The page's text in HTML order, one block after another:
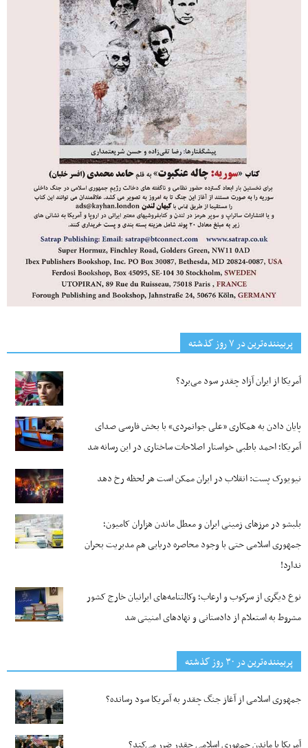
پربیننده‌ترین‌ در ۷ روز گذشته
آمریکا از ایران آزاد چقدر سود می‌برد؟
پایان دادن به همکاری «علی جوانمردی» با بخش فارسی صدای
آمریکا؛ احمد باطبی خواستار اصلاحات ساختاری در این رسانه شد
نیویورک پست: انقلاب در ایران ممکن است هر لحظه رخ دهد
بلبشو در مرزهای زمینی ایران و معطل ماندن هزاران کامیون؛
جمهوری اسلامی حتی با وجود محاصره دریایی هم مدیریت بحران
ندارد!
نوع دیگری از سرکوب و ارعاب؛ وکالتنامه‌های ایرانیان خارج کشور
مشروط به استعلام از دادستانی و نهادهای امنیتی شد
پربیننده‌ترین‌ در ۳۰ روز گذشته
جمهوری اسلامی از آغاز جنگ چقدر به آمریکا سود رسانده؟